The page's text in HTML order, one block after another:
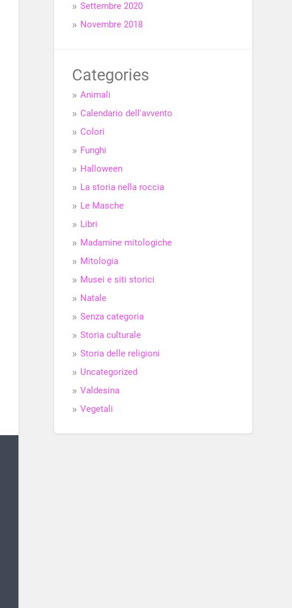
Settembre 2020
Novembre 2018
Categories
Animali
Calendario dell'avvento
Colori
Funghi
Halloween
La storia nella roccia
Le Masche
Libri
Madamine mitologiche
Mitologia
Musei e siti storici
Natale
Senza categoria
Storia culturale
Storia delle religioni
Uncategorized
Valdesina
Vegetali